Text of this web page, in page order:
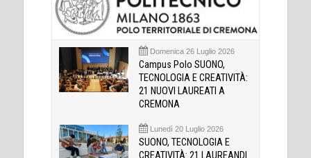
Domenica 26 Luglio 2026
Campus Polo SUONO,
TECNOLOGIA E CREATIVITÀ:
21 NUOVI LAUREATI A
CREMONA
Lunedì 20 Luglio 2026
SUONO, TECNOLOGIA E